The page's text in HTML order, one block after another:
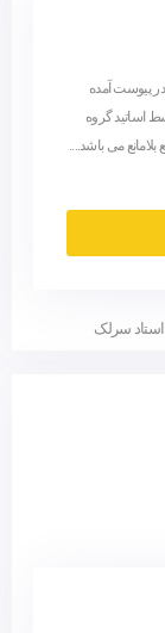
1405 به طور کامل در پیوست آمده
تشریحی کنکور ارشد مکانیک سال 1405 توسط اساتید گروه
می باشد....
استاد سرلک